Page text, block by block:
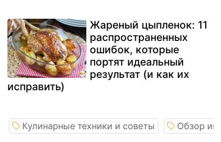
Жареный цыпленок: 11
распространенных
ошибок, которые
портят идеальный
результат (и как их
исправить)
Кулинарные техники и советы Обзор